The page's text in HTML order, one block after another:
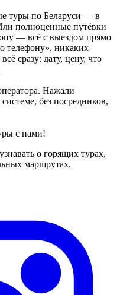
туры по Беларуси — в
полноценные путёвки
— всё с выездом прямо
телефону», никаких
сразу: дату, цену, что
Нажали
без посредников,
с нами!
о горящих турах,
маршрутах.